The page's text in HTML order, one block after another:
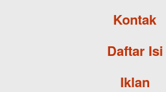
Kontak
Daftar Isi
Iklan